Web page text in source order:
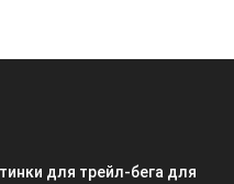
для трейл-бега для